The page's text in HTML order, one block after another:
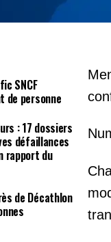
SNCF
de personne
: 17 dossiers
défaillances
rapport du
de Décathlon